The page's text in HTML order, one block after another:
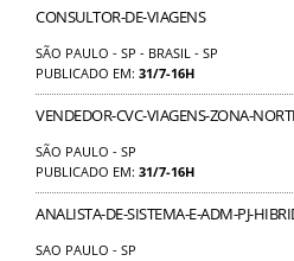
CONSULTOR-DE-VIAGENS
SÃO PAULO - SP - BRASIL - SP
PUBLICADO EM: 31/7-16H
VENDEDOR-CVC-VIAGENS-ZONA-
SÃO PAULO - SP
PUBLICADO EM: 31/7-16H
ANALISTA-DE-SISTEMA-E-ADM-PJ-
SAO PAULO - SP